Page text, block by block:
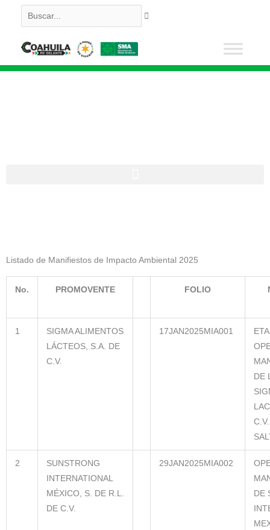
Buscar...
Listado de Manifiestos de Impacto Ambiental 2025
No. PROMOVENTE FOLIO
1
SIGMA ALIMENTOS
LÁCTEOS, S.A. DE
C.V.
17JAN2025MIA001
DE
2
SUNSTRONG
INTERNATIONAL
MÉXICO, S. DE R.L.
DE C.V.
29JAN2025MIA002
DE